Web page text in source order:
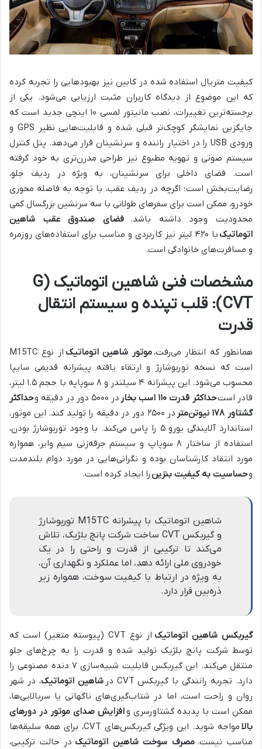
کیفیت متریال استفاده شده در کابین نیز بهبودهایی را تجربه کرده
که این موضوع از دیدگاه کاربران مثبت ارزیابی می‌شود. یکی از
برجسته‌ترین تغییرات، نصب مانیتور لمسی ۱۰ اینچی جدید است که
جایگزین نمایشگر کوچک‌تر قبلی شده و قابلیت‌هایی نظیر GPS و
ورودی USB را در اختیار راننده و سرنشینان قرار می‌دهد. پنل کنترل
سیستم صوتی و تهویه مطبوع نیز طراحی مدرن‌تری به خود گرفته
است. فضای داخلی برای سرنشینان، به ویژه در ردیف جلو،
رضایت‌بخش است؛ اگرچه در ردیف عقب، با توجه به فاصله محوری
خودرو، ممکن است برای سفرهای طولانی با سه سرنشین بزرگسال کمی
محدودیت وجود داشته باشد. فضای صندوق عقب شاهین
اتوماتیک
با ۴۲۰ لیتر نیز کاربردی و مناسب برای استفاده‌های روزمره
و مسافرت‌های خانوادگی است.
مشخصات فنی شاهین اتوماتیک (G
CVT): قلب تپنده و سیستم انتقال
قدرت
همانطور که انتظار می‌رفت،موتور شاهین اتوماتیک
از نوع M15TC
است که نسخه توربوشارژ و ارتقاء یافته پیشرانه قدیمی سایپا
محسوب می‌شود. این پیشرانه ۴ سیلندر و ۸ سوپاپه با حجم ۱.۵ لیتر،
قادر استحداکثر قدرت ۱۱۰ اسب بخار در ۵۰۰۰ دور در دقیقه و
حداکثر
گشتاور ۱۷۸ نیوتن‌متر
در ۲۵۰۰ دور در دقیقه را تولید کند. این موتور،
استاندارد آلایندگی یورو ۵ را پاس می‌کند. با وجود توربوشارژ بودن،
استفاده از ساختار ۸ سوپاپ و سیستم جرقه‌زنی سیم وایر، همواره
مورد انتقاد کارشناسان بوده و نگرانی‌هایی در مورد دوام بلندمدت
وحساسیت به کیفیت بنزینرا ایجاد کرده است.
شاهین اتوماتیک با پیشرانه M15TC توربوشارژ
و گیربکس CVT ساخت شرکت پانچ بلژیک، تلاش
می‌کند تا ترکیبی از قدرت و راحتی را در یک
خودروی ملی ارائه دهد، اما عملکرد و نگهداری آن،
به ویژه در ارتباط با کیفیت سوخت، همواره زیر
ذره‌بین قرار دارد.
گیربکس شاهین اتوماتیک
از نوع CVT (پیوسته متغیر) است که
توسط شرکت پانچ بلژیک تولید شده و قدرت را به چرخ‌های جلو
منتقل می‌کند. این گیربکس قابلیت شبیه‌سازی ۷ دنده مصنوعی را
دارد. تجربه رانندگی با گیربکس CVT در
شاهین اتوماتیک، در شهر
روان و راحت است، اما در شتاب‌گیری‌های ناگهانی یا سربالایی‌ها،
ممکن است با پدیده گشتاورسری وافزایش صدای موتور در دورهای
بالا
مواجه شوید. این ویژگی گیربکس‌های CVT، برای همه سلیقه‌ها
مناسب نیست. مصرف سوخت شاهین اتوماتیک در حالت ترکیبی،